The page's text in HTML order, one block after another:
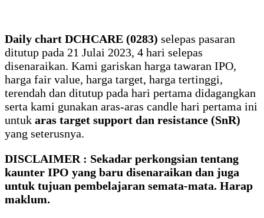
Daily chart DCHCARE (0283) selepas pasaran
ditutup pada 21 Julai 2023, 4 hari selepas
disenaraikan. Kami gariskan harga tawaran IPO,
harga fair value, harga target, harga tertinggi,
terendah dan ditutup pada hari pertama didagangkan
serta kami gunakan aras-aras candle hari pertama ini
untuk aras target support dan resistance (SnR)
yang seterusnya.
DISCLAIMER : Sekadar perkongsian tentang
kaunter IPO yang baru disenaraikan dan juga
untuk tujuan pembelajaran semata-mata. Harap
maklum.